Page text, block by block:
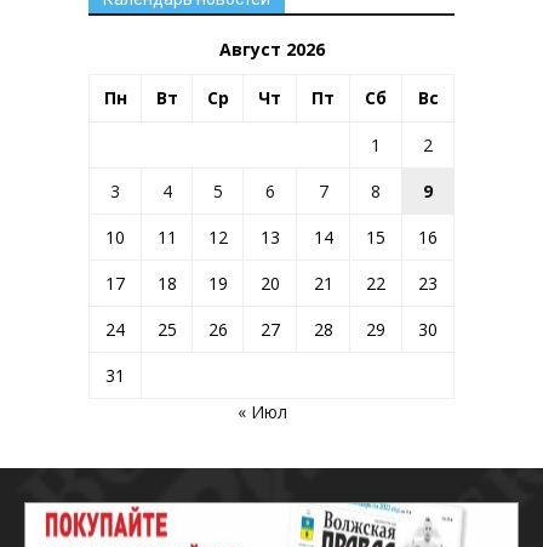
Август 2026
Пн Вт Ср Чт Пт Сб Вс
1
2
3
4 5 6 7 8
9
10
11 12 13 14 15
16
17
18 19 20 21 22
23
24
25 26 27 28 29
30
31
« Июл